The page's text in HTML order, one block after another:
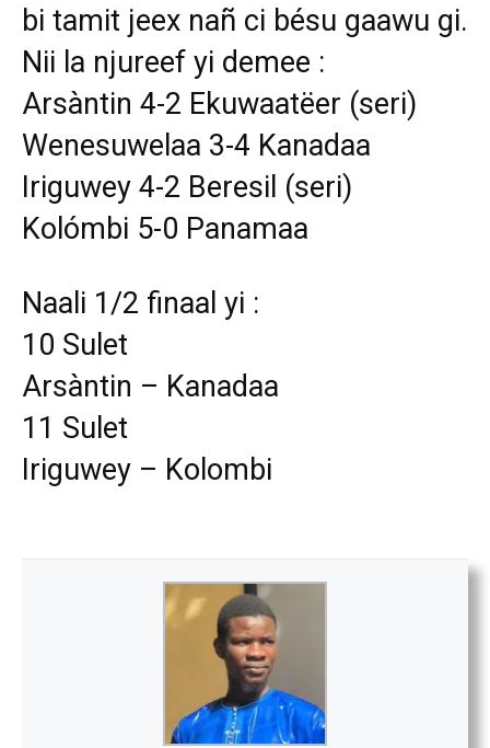
bi tamit jeex nañ ci bésu gaawu gi.
Nii la njureef yi demee :
Arsàntin 4-2 Ekuwaatëer (seri)
Wenesuwelaa 3-4 Kanadaa
Iriguwey 4-2 Beresil (seri)
Kolómbi 5-0 Panamaa
Naali 1/2 finaal yi :
10 Sulet
Arsàntin – Kanadaa
11 Sulet
Iriguwey – Kolombi